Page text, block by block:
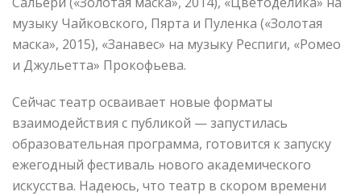
музыку Чайковского, Пярта и Пуленка («Золотая
маска», 2015), «Занавес» на музыку Респиги, «Ромео
и Джульетта» Прокофьева.
Сейчас театр осваивает новые форматы
взаимодействия с публикой — запустилась
образовательная программа, готовится к запуску
ежегодный фестиваль нового академического
искусства. Надеюсь, что театр в скором времени